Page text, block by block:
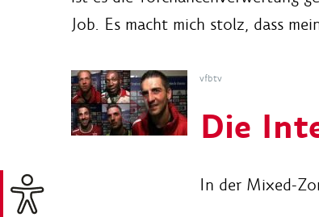
Job. Es macht mich stolz, dass
vfbtv
Die
In der Mixed-